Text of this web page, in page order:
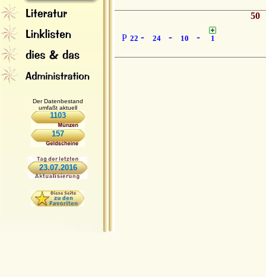
Der Datenbestand
umfaßt aktuell
1103
157
23.07.2016
P 22 - 24 - 10 - 1
50